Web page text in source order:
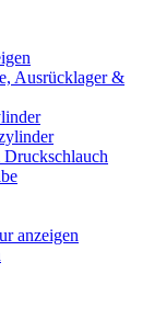
Ausrücklager &
anzeigen